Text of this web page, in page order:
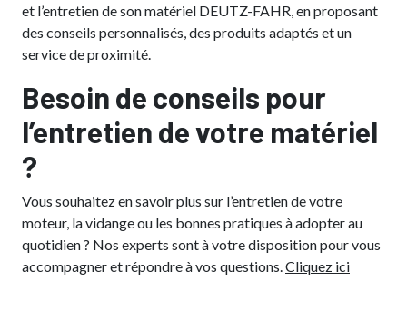
et l’entretien de son matériel DEUTZ-FAHR, en proposant
des conseils personnalisés, des produits adaptés et un
service de proximité.
Besoin de conseils pour
l’entretien de votre matériel
?
Vous souhaitez en savoir plus sur l’entretien de votre
moteur, la vidange ou les bonnes pratiques à adopter au
quotidien ? Nos experts sont à votre disposition pour vous
accompagner et répondre à vos questions. Cliquez ici